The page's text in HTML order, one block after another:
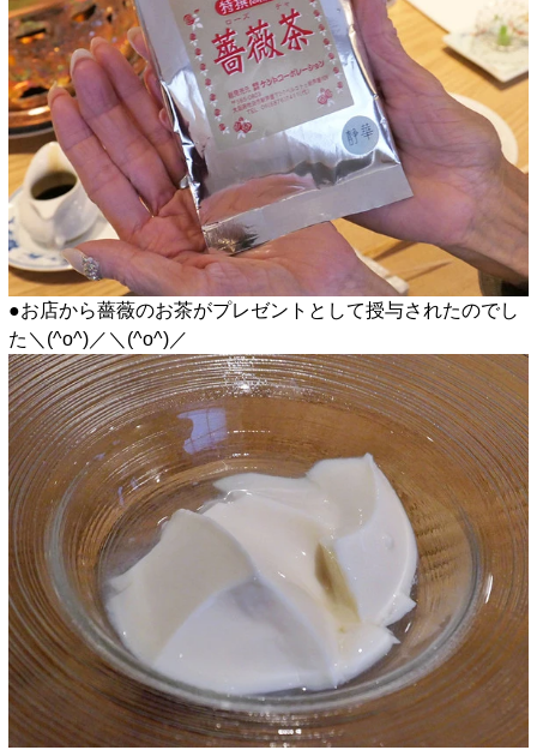
●お店から薔薇のお茶がプレゼントとして授与されたのでし
た＼(^o^)／＼(^o^)／